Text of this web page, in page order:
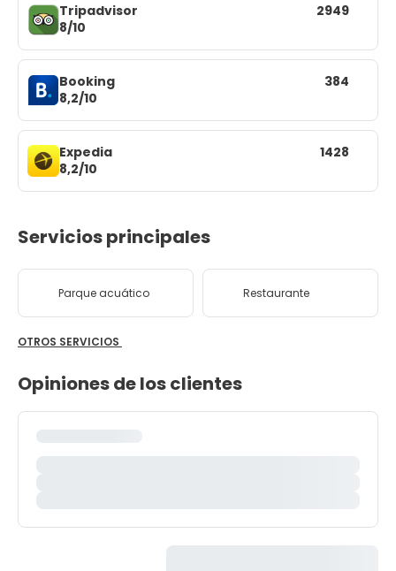
Tripadvisor
8/10
2949
Booking
8,2/10
384
Expedia
8,2/10
1428
Servicios principales
Parque acuático Restaurante
OTROS SERVICIOS
Opiniones de los clientes